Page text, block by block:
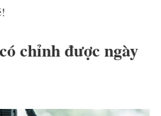
chỉnh được ngày